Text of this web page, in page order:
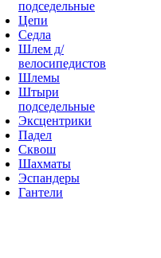
подседельные
Цепи
Седла
Шлем д/
велосипедистов
Шлемы
Штыри
подседельные
Эксцентрики
Падел
Сквош
Шахматы
Эспандеры
Гантели